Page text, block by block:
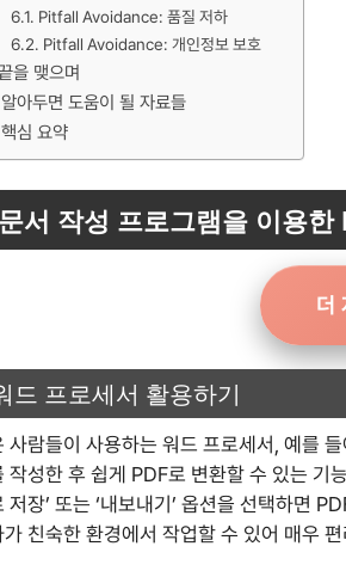
Pitfall Avoidance: 품질 저하
Pitfall Avoidance: 개인정보 보호
을 맺으며
알아두면 도움이 될 자료들
핵심 요약
문서 작성 프로그램을 이용한
더
드 프로세서 활용하기
사람들이 사용하는 워드 프로세서, 예를
작성한 후 쉽게 PDF로 변환할 수 있는 기
저장’ 또는 ‘내보내기’ 옵션을 선택하면
가 친숙한 환경에서 작업할 수 있어 매우